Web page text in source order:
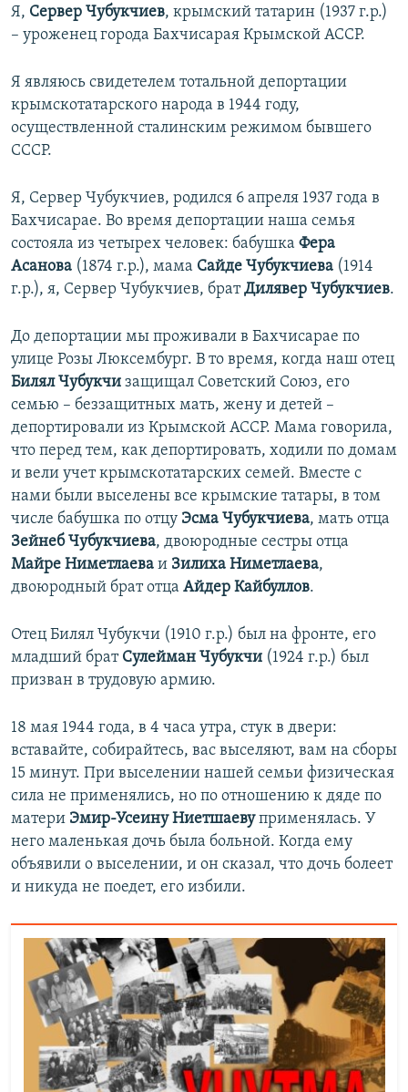
Я, Сервер Чубукчиев, крымский татарин (1937 г.р.)
– уроженец города Бахчисарая Крымской АССР.
Я являюсь свидетелем тотальной депортации
крымскотатарского народа в 1944 году,
осуществленной сталинским режимом бывшего
СССР.
Я, Сервер Чубукчиев, родился 6 апреля 1937 года в
Бахчисарае. Во время депортации наша семья
состояла из четырех человек: бабушка Фера
Асанова (1874 г.р.), мама Сайде Чубукчиева (1914
г.р.), я, Сервер Чубукчиев, братДилявер Чубукчиев.
До депортации мы проживали в Бахчисарае по
улице Розы Люксембург. В то время, когда наш отец
Билял Чубукчи защищал Советский Союз, его
семью – беззащитных мать, жену и детей –
депортировали из Крымской АССР. Мама говорила,
что перед тем, как депортировать, ходили по домам
и вели учет крымскотатарских семей. Вместе с
нами были выселены все крымские татары, в том
числе бабушка по отцу Эсма Чубукчиева, мать отца
Зейнеб Чубукчиева, двоюродные сестры отца
Майре Ниметлаева и Зилиха Ниметлаева,
двоюродный брат отца Айдер Кайбуллов.
Отец Билял Чубукчи (1910 г.р.) был на фронте, его
младший брат Сулейман Чубукчи (1924 г.р.) был
призван в трудовую армию.
18 мая 1944 года, в 4 часа утра, стук в двери:
вставайте, собирайтесь, вас выселяют, вам на сборы
15 минут. При выселении нашей семьи физическая
сила не применялись, но по отношению к дяде по
матери Эмир-Усеину Ниетшаевуприменялась. У
него маленькая дочь была больной. Когда ему
объявили о выселении, и он сказал, что дочь болеет
и никуда не поедет, его избили.